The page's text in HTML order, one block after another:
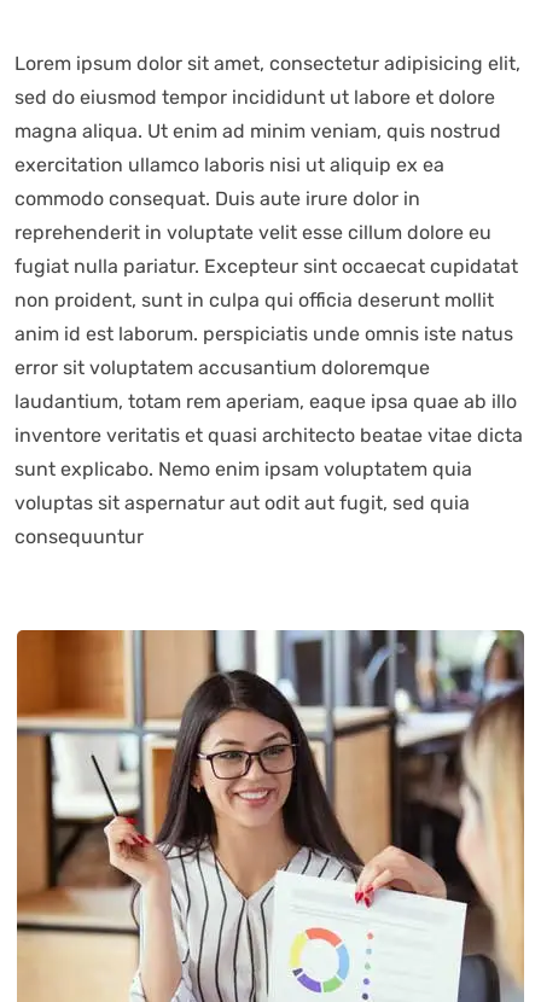
Lorem ipsum dolor sit amet, consectetur adipisicing elit,
sed do eiusmod tempor incididunt ut labore et dolore
magna aliqua. Ut enim ad minim veniam, quis nostrud
exercitation ullamco laboris nisi ut aliquip ex ea
commodo consequat. Duis aute irure dolor in
reprehenderit in voluptate velit esse cillum dolore eu
fugiat nulla pariatur. Excepteur sint occaecat cupidatat
non proident, sunt in culpa qui officia deserunt mollit
anim id est laborum. perspiciatis unde omnis iste natus
error sit voluptatem accusantium doloremque
laudantium, totam rem aperiam, eaque ipsa quae ab illo
inventore veritatis et quasi architecto beatae vitae dicta
sunt explicabo. Nemo enim ipsam voluptatem quia
voluptas sit aspernatur aut odit aut fugit, sed quia
consequuntur